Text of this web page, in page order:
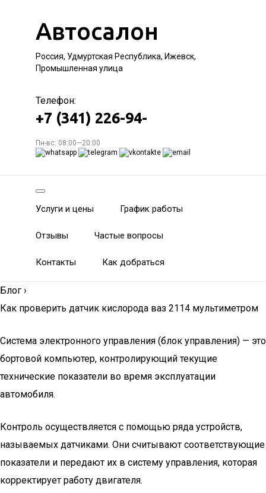
Автосалон
Россия, Удмуртская Республика, Ижевск,
Промышленная улица
Телефон:
+7 (341) 226-94-
Пн-вс: 08:00—20:00
Услуги и цены График работы
Отзывы Частые вопросы
Контакты Как добраться
Блог ›
Как проверить датчик кислорода ваз 2114 мультиметром
Система электронного управления (блок управления) — это
бортовой компьютер, контролирующий текущие
технические показатели во время эксплуатации
автомобиля.
Контроль осуществляется с помощью ряда устройств,
называемых датчиками. Они считывают соответствующие
показатели и передают их в систему управления, которая
корректирует работу двигателя.